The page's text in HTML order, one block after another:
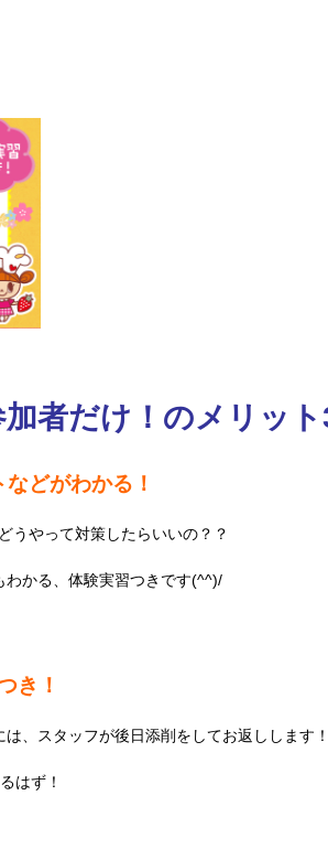
者だけ！のメリット
どがわかる！
うやって対策したらいいの？？
かる、体験実習つきです(^^)/
き！
、スタッフが後日添削をしてお返しします！
はず！